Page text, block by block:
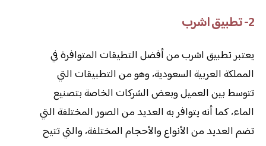
2- تطبيق اشرب
يعتبر تطبيق اشرب من أفضل التطيقات المتوافرة في
المملكة العربية السعودية، وهو من التطبيقات التي
تتوسط بين العميل وبعض الشركات الخاصة بتصنيع
الماء، كما أنه يتوافر به العديد من الصور المختلفة التي
تضم العديد من الأنواع والأحجام المختلفة، والتي تتيح